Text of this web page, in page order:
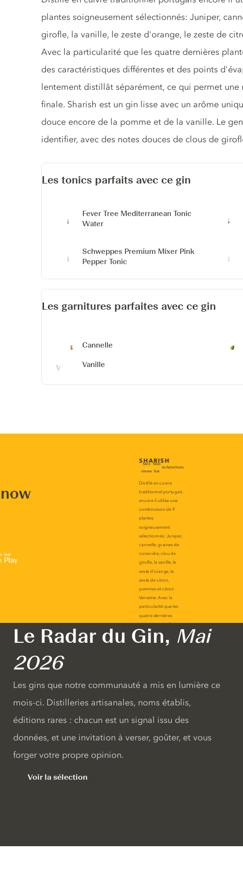
plantes soigneusement sélectionnés: Juniper,
girofle, la vanille, le zeste d'orange, le zeste de
Avec la particularité que les quatre dernières
des caractéristiques différentes et des points
lentement distillât séparément, ce qui permet
finale. Sharish est un gin lisse avec un arôme
douce encore de la pomme et de la vanille. Le
identifier, avec des notes douces de clous de
Les tonics parfaits avec ce gin
Fever Tree Mediterranean Tonic
Water
Schweppes Premium Mixer Pink
Pepper Tonic
Les garnitures parfaites avec ce gin
Cannelle
Vanille
sur
Play
Le Radar du Gin, Mai
2026
Les gins que notre communauté a mis en lumière ce
mois-ci. Distilleries artisanales, noms établis,
éditions rares : chacun est un signal issu des
données, et une invitation à verser, goûter, et vous
forger votre propre opinion.
Voir la sélection